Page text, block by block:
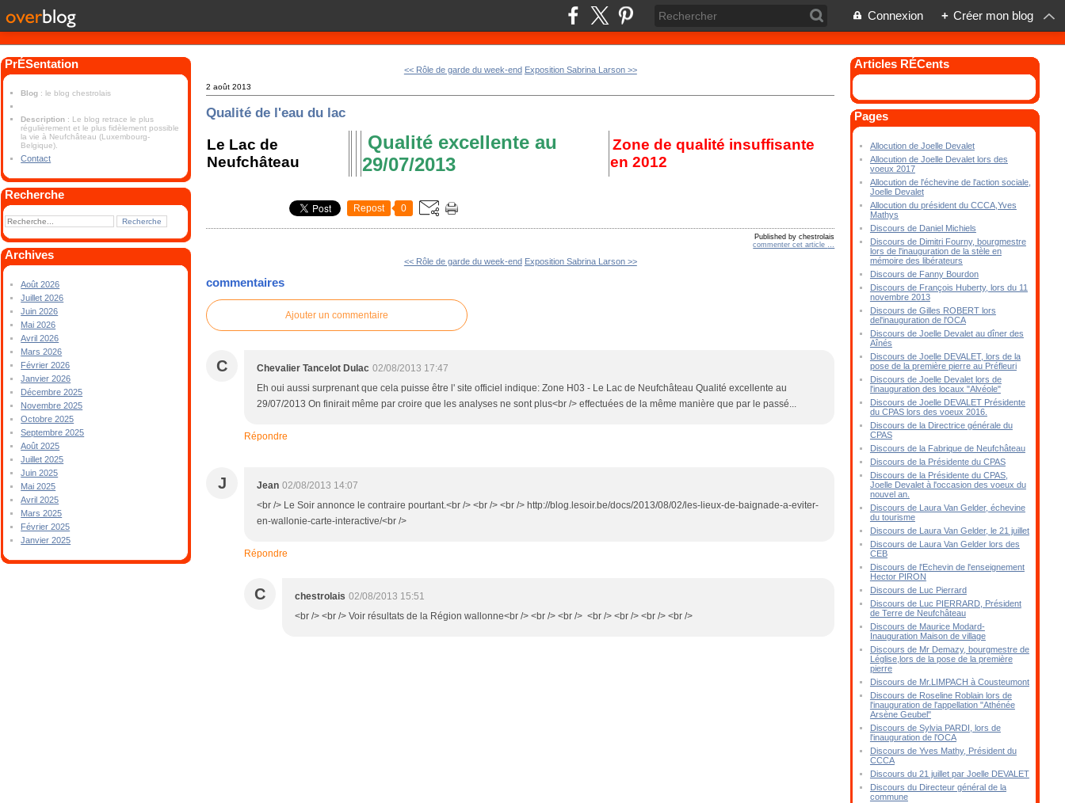
Connexion + Créer mon blog
PrÉSentation
Blog : le blog chestrolais
Description : Le blog retrace le plus
régulièrement et le plus fidèlement possible
la vie à Neufchâteau (Luxembourg-
Belgique).
Contact
Recherche
Archives
Août 2026
Juillet 2026
Juin 2026
Mai 2026
Avril 2026
Mars 2026
Février 2026
Janvier 2026
Décembre 2025
Novembre 2025
Octobre 2025
Septembre 2025
Août 2025
Juillet 2025
Juin 2025
Mai 2025
Avril 2025
Mars 2025
Février 2025
Janvier 2025
<< Rôle de garde du week-end Exposition Sabrina Larson >>
2 août 2013
Qualité de l'eau du lac
Le Lac de
Neufchâteau
Qualité excellente au
29/07/2013
Zone de qualité insuffisante
en 2012
Repost 0
Published by chestrolais
commenter cet article
<< Rôle de garde du week-end Exposition Sabrina Larson >>
commentaires
Ajouter un commentaire
C Chevalier Tancelot Dulac 02/08/2013 17:47
Eh oui aussi surprenant que cela puisse être l' site officiel indique: Zone H03 - Le Lac de Neufchâteau Qualité excellente au
29/07/2013 On finirait même par croire que les analyses ne sont plus<br /> effectuées de la même manière que par le passé...
Répondre
J Jean 02/08/2013 14:07
<br /> Le Soir annonce le contraire pourtant.<br /> <br /> <br /> http://blog.lesoir.be/docs/2013/08/02/les-lieux-de-baignade-a-eviter-
en-wallonie-carte-interactive/<br />
Répondre
C chestrolais 02/08/2013 15:51
<br /> <br /> Voir résultats de la Région wallonne<br /> <br /> <br /> <br /> <br /> <br /> <br />
Articles RÉCents
Pages
Allocution de Joelle Devalet
Allocution de Joelle Devalet lors des
voeux 2017
Allocution de l'échevine de l'action sociale,
Joelle Devalet
Allocution du président du CCCA,Yves
Mathys
Discours de Daniel Michiels
Discours de Dimitri Fourny, bourgmestre
lors de l'inauguration de la stèle en
mémoire des libérateurs
Discours de Fanny Bourdon
Discours de François Huberty, lors du 11
novembre 2013
Discours de Gilles ROBERT lors
del'inauguration de l'OCA
Discours de Joelle Devalet au dîner des
Aînés
Discours de Joelle DEVALET, lors de la
pose de la première pierre au Préfleuri
Discours de Joelle Devalet lors de
l'inauguration des locaux "Alvéole"
Discours de Joelle DEVALET Présidente
du CPAS lors des voeux 2016.
Discours de la Directrice générale du
CPAS
Discours de la Fabrique de Neufchâteau
Discours de la Présidente du CPAS
Discours de la Présidente du CPAS,
Joelle Devalet à l'occasion des voeux du
nouvel an.
Discours de Laura Van Gelder, échevine
du tourisme
Discours de Laura Van Gelder, le 21 juillet
Discours de Laura Van Gelder lors des
CEB
Discours de l'Echevin de l'enseignement
Hector PIRON
Discours de Luc Pierrard
Discours de Luc PIERRARD, Président
de Terre de Neufchâteau
Discours de Maurice Modard-
Inauguration Maison de village
Discours de Mr Demazy, bourgmestre de
Léglise,lors de la pose de la première
pierre
Discours de Mr.LIMPACH à Cousteumont
Discours de Roseline Roblain lors de
l'inauguration de l'appellation "Athénée
Arsène Geubel"
Discours de Sylvia PARDI, lors de
l'inauguration de l'OCA
Discours de Yves Mathy, Président du
CCCA
Discours du 21 juillet par Joelle DEVALET
Discours du Directeur général de la
commune